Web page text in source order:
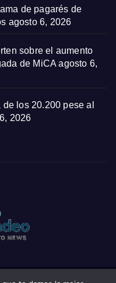
de pagarés de
agosto 6, 2026
sobre el aumento
de MiCA agosto 6,
los 20.200 pese al
2026